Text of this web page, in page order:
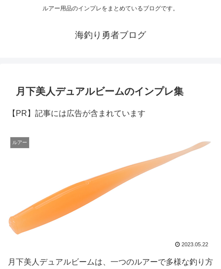
ルアー用品のインプレをまとめているブログです。
海釣り勇者ブログ
月下美人デュアルビームのインプレ集
【PR】記事には広告が含まれています
ルアー
2023.05.22
月下美人デュアルビームは、一つのルアーで多様な釣り方